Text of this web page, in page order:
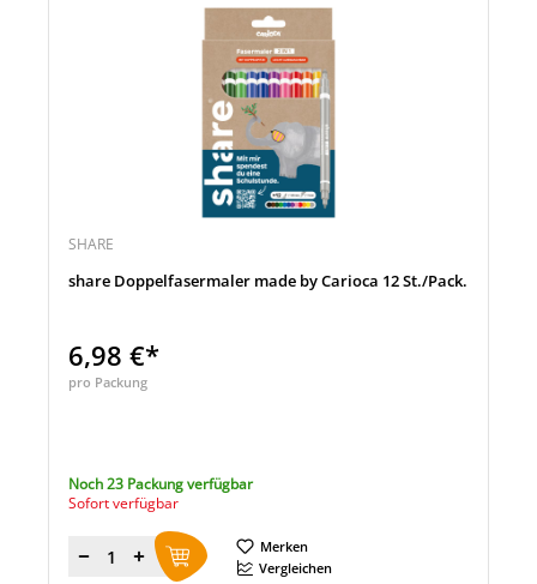
SHARE
share Doppelfasermaler made by Carioca 12 St./Pack.
6,98 €*
pro Packung
Noch 23 Packung verfügbar
Sofort verfügbar
Menge
Merken
Vergleichen